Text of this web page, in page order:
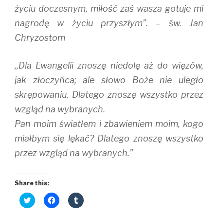
życiu doczesnym, miłość zaś wasza gotuje mi
nagrodę w życiu przyszłym”. – św. Jan
Chryzostom
,,Dla Ewangelii znoszę niedolę aż do więzów,
jak złoczyńca; ale słowo Boże nie uległo
skrępowaniu. Dlatego znoszę wszystko przez
wzgląd na wybranych.
Pan moim światłem i zbawieniem moim, kogo
miałbym się lękać? Dlatego znoszę wszystko
przez wzgląd na wybranych.”
Share this:
C
l
C
l
C
l